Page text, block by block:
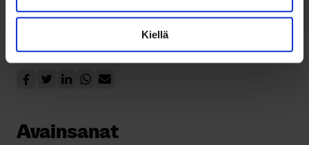
Kiellä
Jaa sosiaalisessa mediassa:
Avainsanat